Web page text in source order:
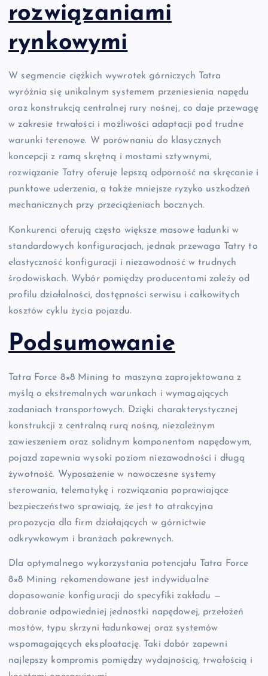
rozwiązaniami
rynkowymi
W segmencie ciężkich wywrotek górniczych Tatra
wyróżnia się unikalnym systemem przeniesienia napędu
oraz konstrukcją centralnej rury nośnej, co daje przewagę
w zakresie trwałości i możliwości adaptacji pod trudne
warunki terenowe. W porównaniu do klasycznych
koncepcji z ramą skrętną i mostami sztywnymi,
rozwiązanie Tatry oferuje lepszą odporność na skręcanie i
punktowe uderzenia, a także mniejsze ryzyko uszkodzeń
mechanicznych przy przeciążeniach bocznych.
Konkurenci oferują często większe masowe ładunki w
standardowych konfiguracjach, jednak przewaga Tatry to
elastyczność konfiguracji i niezawodność w trudnych
środowiskach. Wybór pomiędzy producentami zależy od
profilu działalności, dostępności serwisu i całkowitych
kosztów cyklu życia pojazdu.
Podsumowanie
Tatra Force 8×8 Mining to maszyna zaprojektowana z
myślą o ekstremalnych warunkach i wymagających
zadaniach transportowych. Dzięki charakterystycznej
konstrukcji z centralną rurą nośną, niezależnym
zawieszeniem oraz solidnym komponentom napędowym,
pojazd zapewnia wysoki poziom niezawodności i długą
żywotność. Wyposażenie w nowoczesne systemy
sterowania, telematykę i rozwiązania poprawiające
bezpieczeństwo sprawiają, że jest to atrakcyjna
propozycja dla firm działających w górnictwie
odkrywkowym i branżach pokrewnych.
Dla optymalnego wykorzystania potencjału Tatra Force
8×8 Mining rekomendowane jest indywidualne
dopasowanie konfiguracji do specyfiki zakładu —
dobranie odpowiedniej jednostki napędowej, przełożeń
mostów, typu skrzyni ładunkowej oraz systemów
wspomagających eksploatację. Taki dobór zapewni
najlepszy kompromis pomiędzy wydajnością, trwałością i